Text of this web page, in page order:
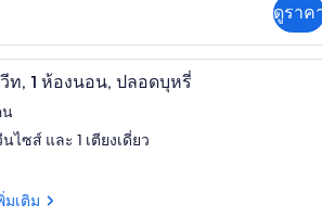
ดูราค
ห้องดีลักซ์สวีท, 1 ห้องนอน, ปล
ท, 1 ห้องนอน, ปลอดบุหรี่
น
ไซส์ และ 1 เตียงเดี่ยว
มเติม